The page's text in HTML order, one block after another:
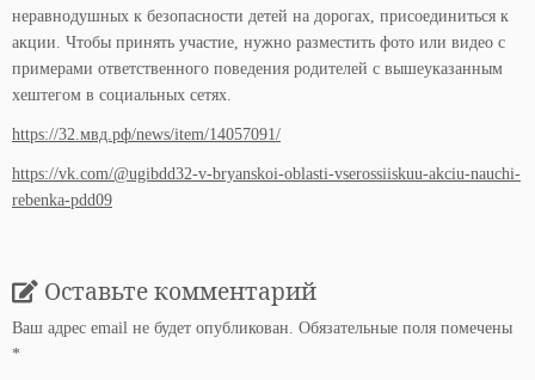
неравнодушных к безопасности детей на дорогах, присоединиться к
акции. Чтобы принять участие, нужно разместить фото или видео с
примерами ответственного поведения родителей с вышеуказанным
хештегом в социальных сетях.
https://32.мвд.рф/news/item/14057091/
https://vk.com/@ugibdd32-v-bryanskoi-oblasti-vserossiiskuu-akciu-nauchi-
rebenka-pdd09
Оставьте комментарий
Ваш адрес email не будет опубликован. Обязательные поля помечены
*